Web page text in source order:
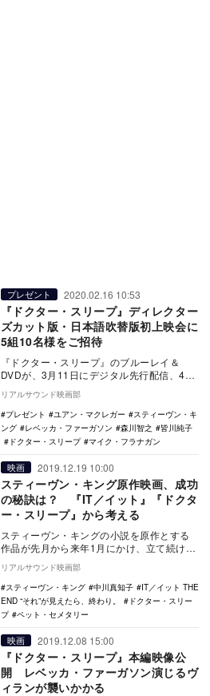
プレゼント 2020.02.16 10:53
『ドクター・スリープ』ディレクター
ズカット版・日本語吹替版初上映会に
5組10名様をご招待
『ドクター・スリープ』のブルーレイ＆
DVDが、3月11日にデジタル先行配信、4月
8日に発売される。 本作は、スタンリー・
…
リアルサウンド映画部
プレゼント
ユアン・マクレガー
スティーヴン・キ
ング
レベッカ・ファーガソン 森川智之
皆川純子
ドクター・スリープ
マイク・フラナガン
映画 2019.12.19 10:00
スティーヴン・キング原作映画、成功
の秘訣は？ 『IT／イット』『ドクタ
ー・スリープ』から考える
スティーヴン・キングの小説を原作とする
作品が先月から来年1月にかけ、立て続けに
3作も公開されます。1990年公開『IT』のリ
メイ…
リアルサウンド映画部
スティーヴン・キング
中川真知子
IT／イット THE
END “それ”が見えたら、終わり。
ドクター・スリー
プ
ペット・セメタリー
映画 2019.12.08 15:00
『ドクター・スリープ』本編映像公
開 レベッカ・ファーガソン演じるヴ
ィランが襲いかかる